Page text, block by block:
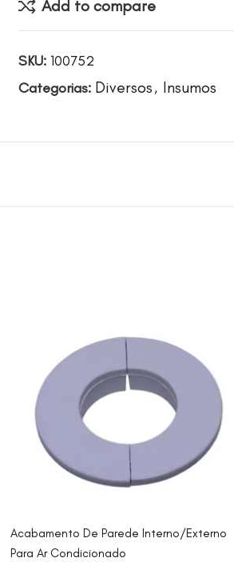
Add to compare
SKU: 100752
Categorias: Diversos, Insumos
Acabamento De Parede Interno/Externo
Para Ar Condicionado